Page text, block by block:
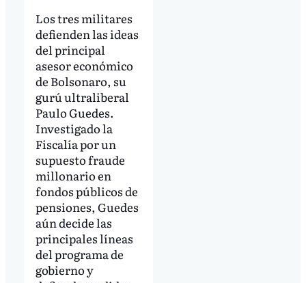
Los tres militares
defienden las ideas
del principal
asesor económico
de Bolsonaro, su
gurú ultraliberal
Paulo Guedes.
Investigado la
Fiscalía por un
supuesto fraude
millonario en
fondos públicos de
pensiones, Guedes
aún decide las
principales líneas
del programa de
gobierno y